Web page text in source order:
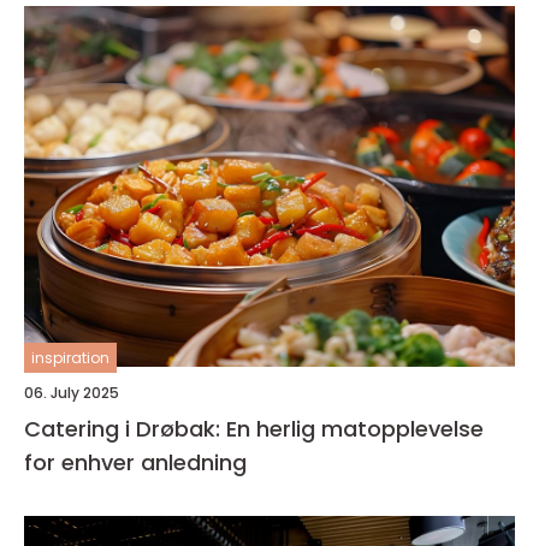
inspiration
06. July 2025
Catering i Drøbak: En herlig matopplevelse
for enhver anledning